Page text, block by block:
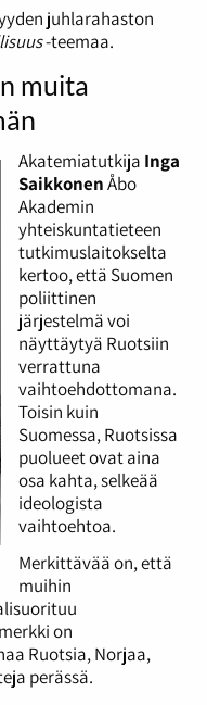
juhlarahaston
-teemaa.
muita
Akatemiatutkija Inga
SaikkonenÅbo
Akademin
yhteiskuntatieteen
tutkimuslaitokselta
kertoo, että Suomen
poliittinen
järjestelmä voi
näyttäytyä Ruotsiin
verrattuna
vaihtoehdottomana.
Toisin kuin
Suomessa, Ruotsissa
puolueet ovat aina
osa kahta, selkeää
ideologista
vaihtoehtoa.
Merkittävää on, että
muihin
on
Ruotsia, Norjaa,
perässä.